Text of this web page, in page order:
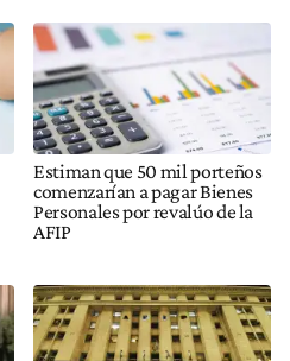
Estiman que 50 mil porteños
comenzarían a pagar Bienes
Personales por revalúo de la
AFIP